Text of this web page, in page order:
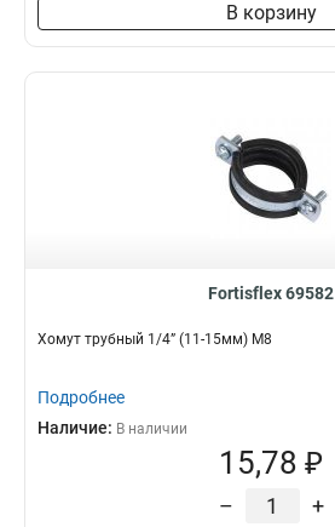
В корзину
Fortisflex 69582
Хомут трубный 1/4” (11-15мм) М8
Подробнее
Наличие: В наличии
15,78 ₽
– +